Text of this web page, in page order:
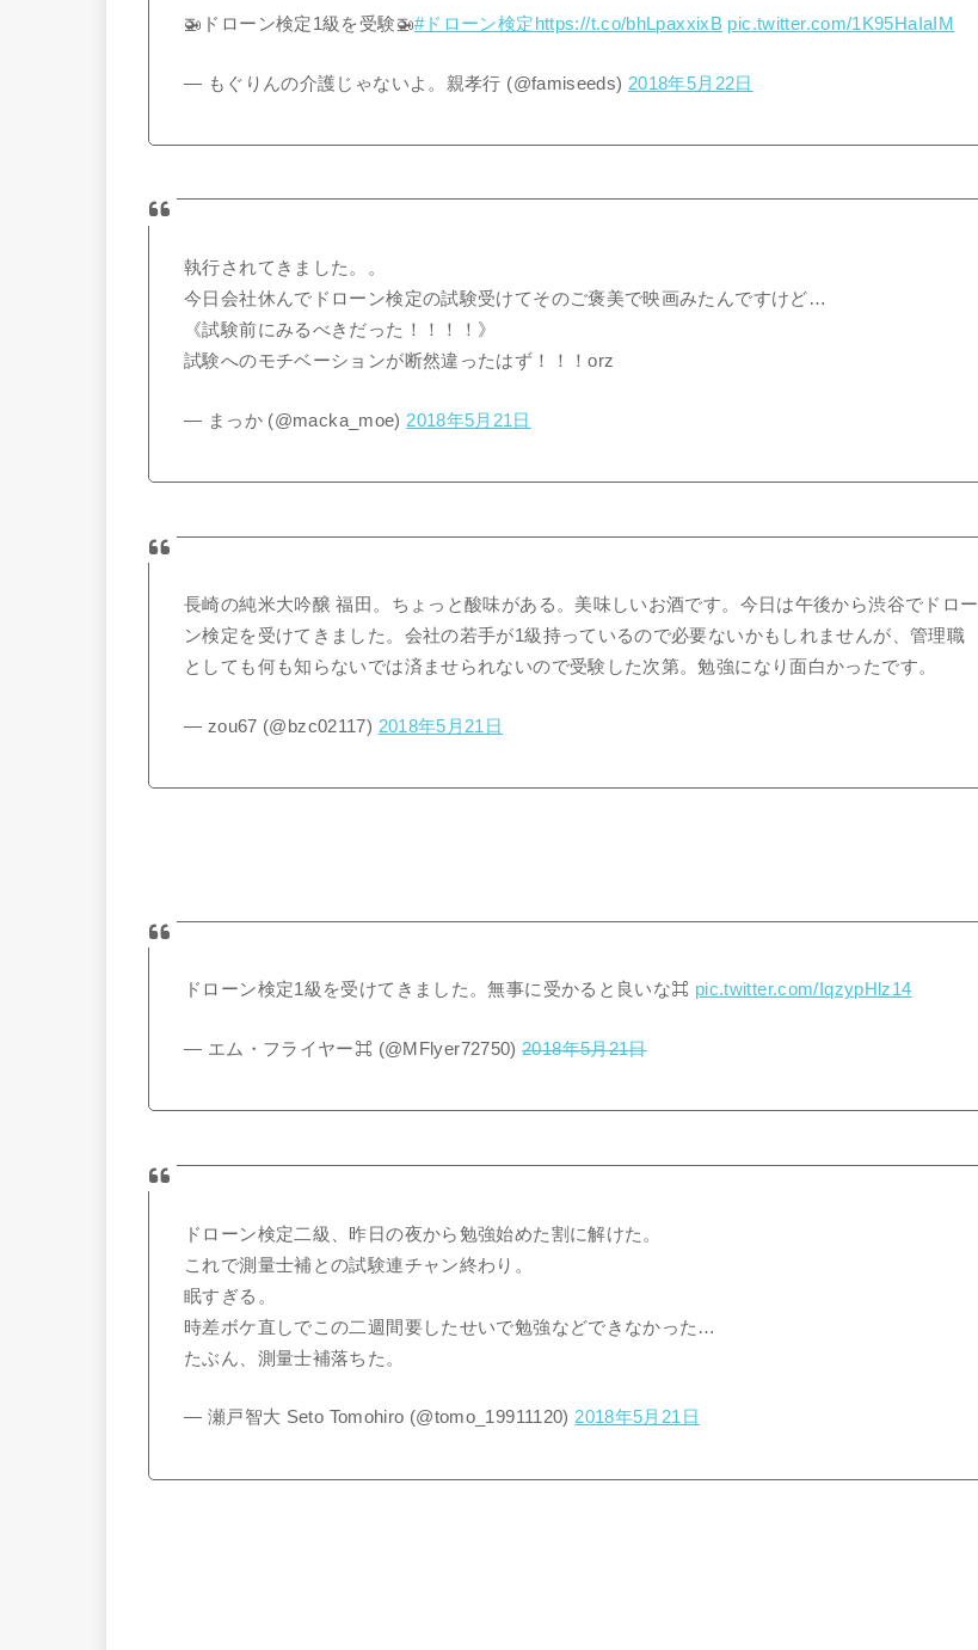
🚁ドローン検定1級を受験🚁#ドローン検定 https://t.co/bhLpaxxixB pic.twitter.com/1K95HaIaIM
— もぐりんの介護じゃないよ。親孝行 (@famiseeds) 2018年5月22日
執行されてきました。。
今日会社休んでドローン検定の試験受けてそのご褒美で映画みたんですけど…
《試験前にみるべきだった！！！！》
試験へのモチベーションが断然違ったはず！！！orz
— まっか (@macka_moe) 2018年5月21日
長崎の純米大吟醸 福田。ちょっと酸味がある。美味しいお酒です。今日は午後から渋谷でドロー
ン検定を受けてきました。会社の若手が1級持っているので必要ないかもしれませんが、管理職
としても何も知らないでは済ませられないので受験した次第。勉強になり面白かったです。
— zou67 (@bzc02117) 2018年5月21日
ドローン検定1級を受けてきました。無事に受かると良いな⌘ pic.twitter.com/IqzypHlz14
— エム・フライヤー⌘ (@MFlyer72750)2018年5月21日
ドローン検定二級、昨日の夜から勉強始めた割に解けた。
これで測量士補との試験連チャン終わり。
眠すぎる。
時差ボケ直しでこの二週間要したせいで勉強などできなかった…
たぶん、測量士補落ちた。
— 瀬戸智大 Seto Tomohiro (@tomo_19911120)2018年5月21日